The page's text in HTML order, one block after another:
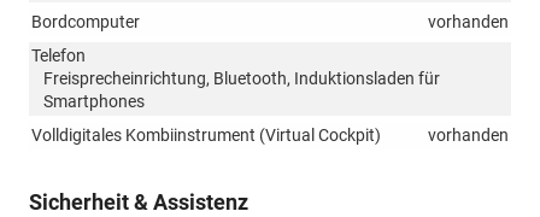
Bordcomputer
vorhanden
Telefon
Freisprecheinrichtung, Bluetooth, Induktionsladen für
Smartphones
Volldigitales Kombiinstrument (Virtual Cockpit)
vorhanden
Sicherheit & Assistenz